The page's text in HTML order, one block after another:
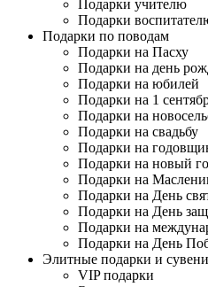
Подарки учителю
Подарки
Подарки по поводам
Подарки на Пасху
Подарки на день
Подарки на юбилей
Подарки на 1
Подарки на
Подарки на свадьбу
Подарки на
Подарки на новый
Подарки на
Подарки на День
Подарки на День
Подарки на
Подарки на День
Элитные подарки и
VIP подарки